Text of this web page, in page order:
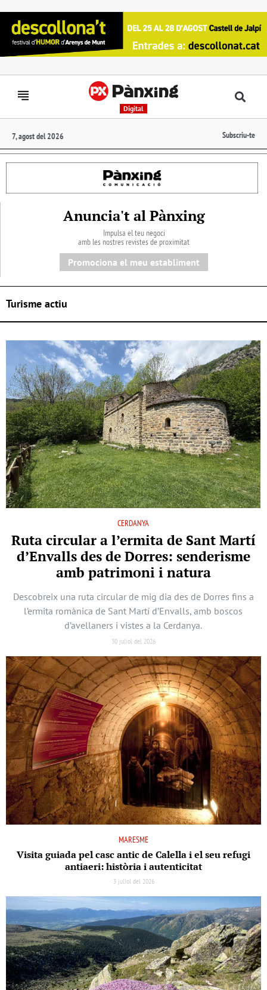
Digital
7, agost del 2026 Subscriu-te
Anuncia't al Pànxing
Impulsa el teu negoci
amb les nostres revistes de proximitat
Promociona el meu establiment
Turisme actiu
CERDANYA
Ruta circular a l’ermita de Sant Martí
d’Envalls des de Dorres: senderisme
amb patrimoni i natura
Descobreix una ruta circular de mig dia des de Dorres fins a
l’ermita romànica de Sant Martí d’Envalls, amb boscos
d’avellaners i vistes a la Cerdanya.
30 juliol del 2026
MARESME
Visita guiada pel casc antic de Calella i el seu refugi
antiaeri: història i autenticitat
3 juliol del 2026